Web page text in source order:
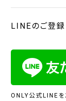
LINEのご登録
ONLY公式LINEを